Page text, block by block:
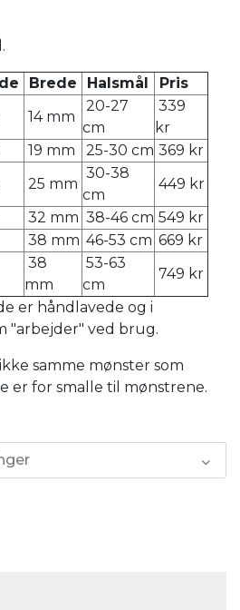
Brede Halsmål
Pris
14 mm
20-27
cm
339
kr
19 mm 25-30 cm 369 kr
25 mm
30-38
cm
449 kr
32 mm 38-46 cm 549 kr
38 mm 46-53 cm 669 kr
38
mm
53-63
cm
749 kr
er håndlavede og i
"arbejder" ved brug.
samme mønster som
er for smalle til mønstrene.